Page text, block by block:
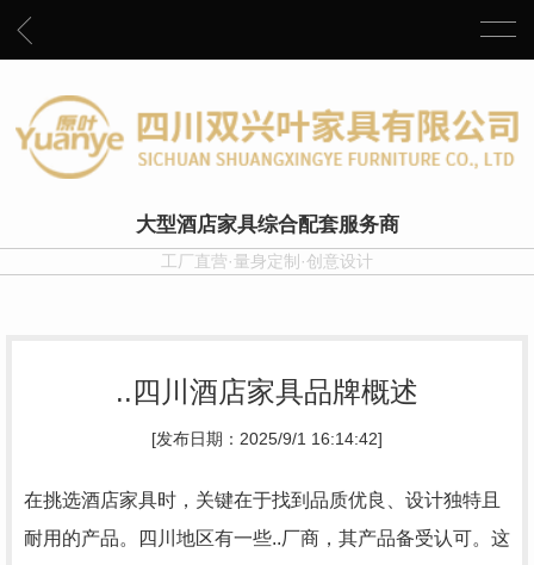
大型酒店家具综合配套服务商
工厂直营·量身定制·创意设计
..四川酒店家具品牌概述
[发布日期：2025/9/1 16:14:42]
在挑选酒店家具时，关键在于找到品质优良、设计独特且
耐用的产品。四川地区有一些..厂商，其产品备受认可。这